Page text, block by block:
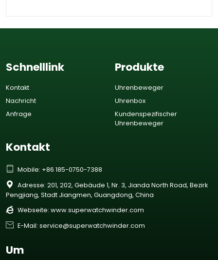
Schnelllink
Kontakt
Nachricht
Anfrage
Produkte
Uhrenbeweger
Uhrenbox
Kundenspezifischer
Uhrenbeweger
Kontakt
 Mobile: +86 185-0750-7388

Adresse: 201, 202, Gebäude 1, Nr. 3, Jianda North Road, Bezirk
Pengjiang, Stadt Jiangmen, Guangdong, China
 Webseite: www.superwatchwinder.com
 E-Mail: service@superwatchwinder.com
Um